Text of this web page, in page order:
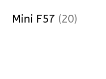
Mini F57 (20)